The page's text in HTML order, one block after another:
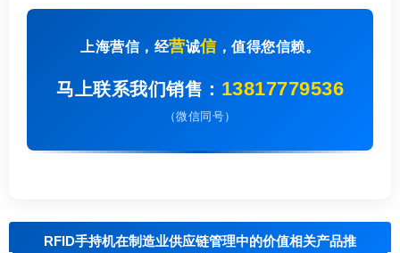
上海营信，经营诚信，值得您信赖。
马上联系我们销售： 13817779536
（微信同号）
RFID手持机在制造业供应链管理中的价值相关产品推